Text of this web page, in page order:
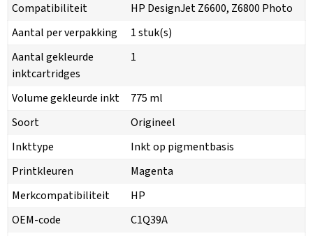
Compatibiliteit
HP DesignJet Z6600, Z6800 Photo
Aantal per verpakking
1 stuk(s)
Aantal gekleurde
inktcartridges
1
Volume gekleurde inkt
775 ml
Soort
Origineel
Inkttype
Inkt op pigmentbasis
Printkleuren
Magenta
Merkcompatibiliteit
HP
OEM-code
C1Q39A